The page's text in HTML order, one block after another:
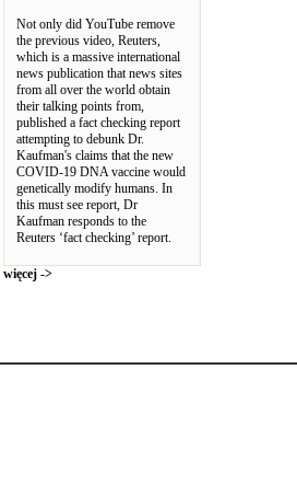
Not only did YouTube remove
the previous video, Reuters,
which is a massive international
news publication that news sites
from all over the world obtain
their talking points from,
published a fact checking report
attempting to debunk Dr.
Kaufman's claims that the new
COVID-19 DNA vaccine would
genetically modify humans. In
this must see report, Dr
Kaufman responds to the
Reuters ‘fact checking’ report.
więcej ->